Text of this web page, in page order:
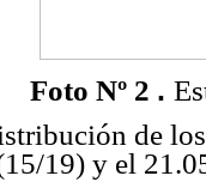
Foto Nº 2 .
de
19) y el